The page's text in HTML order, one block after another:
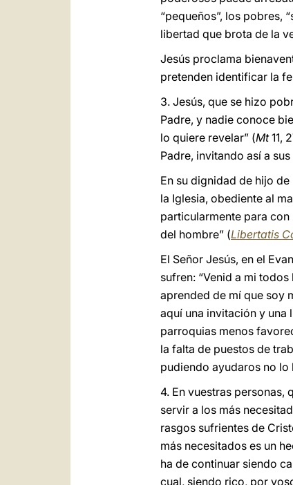
“pequeños”, los pobres,
libertad que brota de la
Jesús proclama
pretenden identificar la
3. Jesús, que se hizo
Padre, y nadie conoce
lo quiere revelar” (Mt11,
Padre, invitando así a
En su dignidad de hijo
la Iglesia, obediente al
particularmente para
del hombre” (Libertatis
El Señor Jesús, en el
sufren: “Venid a mi
aprended de mí que soy
aquí una invitación y una
parroquias menos
la falta de puestos de
pudiendo ayudaros no lo
4. En vuestras
servir a los más
rasgos sufrientes de
más necesitados es un
ha de continuar siendo
cual, siendo rico, por